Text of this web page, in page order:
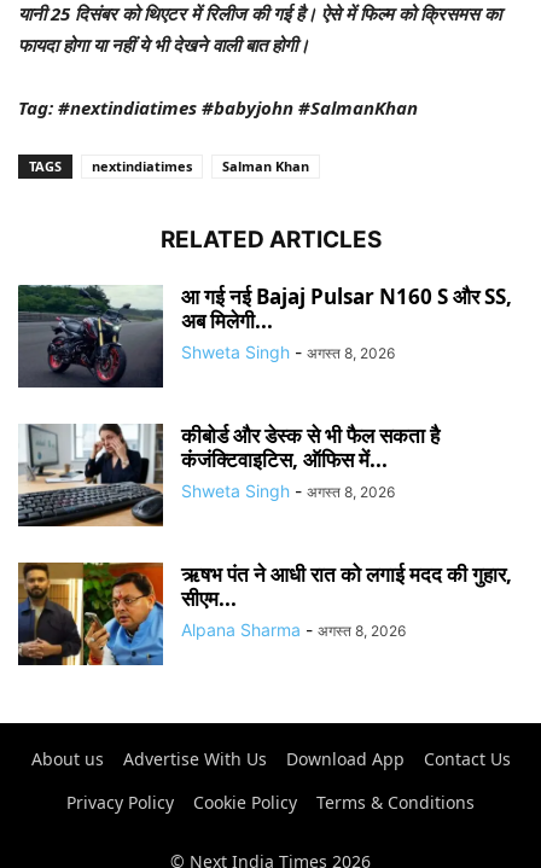
यानी 25 दिसंबर को थिएटर में रिलीज की गई है। ऐसे में फिल्म को क्रिसमस का
फायदा होगा या नहीं ये भी देखने वाली बात होगी।
Tag: #nextindiatimes #babyjohn #SalmanKhan
TAGS nextindiatimes Salman Khan
RELATED ARTICLES
आ गई नई Bajaj Pulsar N160 S और SS,
अब मिलेगी...
Shweta Singh - अगस्त 8, 2026
कीबोर्ड और डेस्क से भी फैल सकता है
कंजंक्टिवाइटिस, ऑफिस में...
Shweta Singh - अगस्त 8, 2026
ऋषभ पंत ने आधी रात को लगाई मदद की गुहार,
सीएम...
Alpana Sharma - अगस्त 8, 2026
About us Advertise With Us Download App
Contact Us
Privacy Policy
Cookie Policy Terms & Conditions
© Next India Times 2026